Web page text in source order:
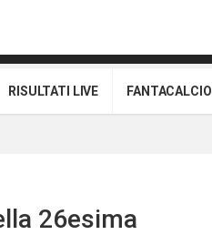
RISULTATI LIVE FANTACALCIO
26esima